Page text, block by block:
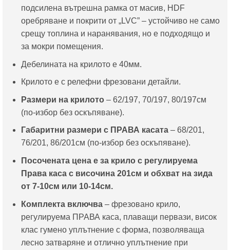
подсилена вътрешна рамка от масив, HDF
оребряване и покрити от „LVC” – устойчиво не само
срещу топлина и наранявания, но е подходящо и
за мокри помещения.
Дебелината на крилото е 40мм.
Крилото е с релефни фрезовани детайли.
Размери на крилото– 62/197, 70/197, 80/197см
(по-избор без оскъпяване).
Габаритни размери с ПРАВА касата– 68/201,
76/201, 86/201см (по-избор без оскъпяване).
Посочената цена е за крило с регулируема
Права каса с височина 201см и обхват на зида
от 7-10см или 10-14см.
Комплекта включва– фрезовано крило,
регулируема ПРАВА каса, плаващи первази, висок
клас гумено уплътнение с форма, позволяваща
лесно затваряне и отлично уплътнение при